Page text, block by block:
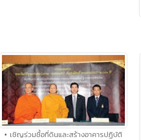
• เชิญร่วมชื้อที่ดินและสร้างอาคารปฏิบัติ